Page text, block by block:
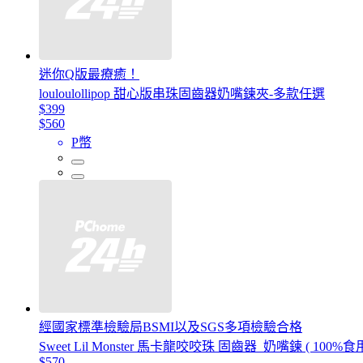
迷你Q版最療癒！
louloulollipop 甜心版串珠固齒器奶嘴鍊夾-多款任選
$399
$560
P幣
經國家標準檢驗局BSMI以及SGS多項檢驗合格
Sweet Lil Monster 馬卡龍咬咬珠 固齒器_奶嘴鍊 ( 100%食